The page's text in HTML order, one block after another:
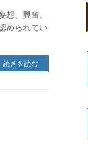
、興奮、
められてい
続きを読む